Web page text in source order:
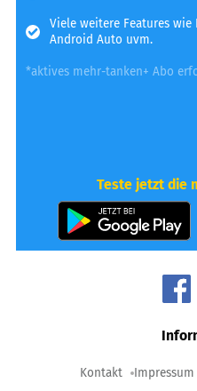
Viele weitere Features
Android Auto uvm.
*aktives mehr-tanken+ Abo
Teste jetzt die
Kontakt Impressum